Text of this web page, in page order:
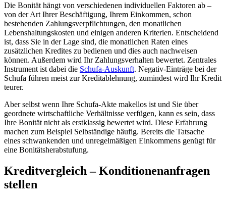
Die Bonität hängt von verschiedenen individuellen Faktoren ab –
von der Art Ihrer Beschäftigung, Ihrem Einkommen, schon
bestehenden Zahlungsverpflichtungen, den monatlichen
Lebenshaltungskosten und einigen anderen Kriterien. Entscheidend
ist, dass Sie in der Lage sind, die monatlichen Raten eines
zusätzlichen Kredites zu bedienen und dies auch nachweisen
können. Außerdem wird Ihr Zahlungsverhalten bewertet. Zentrales
Instrument ist dabei die Schufa-Auskunft. Negativ-Einträge bei der
Schufa führen meist zur Kreditablehnung, zumindest wird Ihr Kredit
teurer.
Aber selbst wenn Ihre Schufa-Akte makellos ist und Sie über
geordnete wirtschaftliche Verhältnisse verfügen, kann es sein, dass
Ihre Bonität nicht als erstklassig bewertet wird. Diese Erfahrung
machen zum Beispiel Selbständige häufig. Bereits die Tatsache
eines schwankenden und unregelmäßigen Einkommens genügt für
eine Bonitätsherabstufung.
Kreditvergleich – Konditionenanfragen
stellen